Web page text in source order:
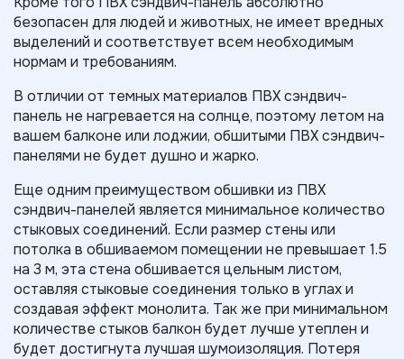
безопасен для людей и животных, не имеет вредных
выделений и соответствует всем необходимым
нормам и требованиям.
В отличии от темных материалов ПВХ сэндвич-
панель не нагревается на солнце, поэтому летом на
вашем балконе или лоджии, обшитыми ПВХ сэндвич-
панелями не будет душно и жарко.
Еще одним преимуществом обшивки из ПВХ
сэндвич-панелей является минимальное количество
стыковых соединений. Если размер стены или
потолка в обшиваемом помещении не превышает 1.5
на 3 м, эта стена обшивается цельным листом,
оставляя стыковые соединения только в углах и
создавая эффект монолита. Так же при минимальном
количестве стыков балкон будет лучше утеплен и
будет достигнута лучшая шумоизоляция. Потеря